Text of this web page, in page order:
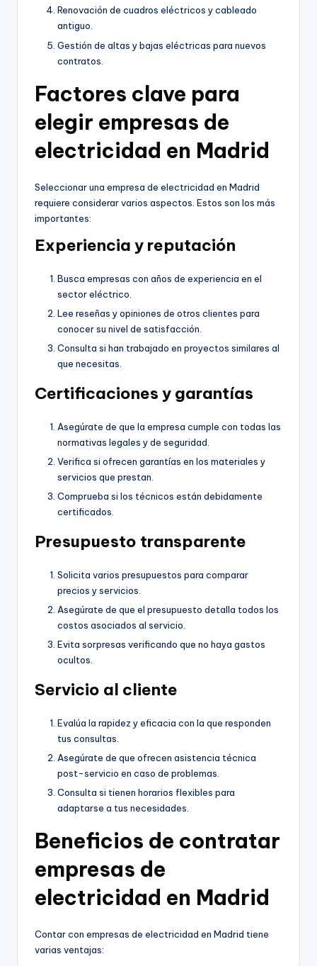
Renovación de cuadros eléctricos y cableado
antiguo.
Gestión de altas y bajas eléctricas para nuevos
contratos.
Factores clave para
elegir empresas de
electricidad en Madrid
Seleccionar una empresa de electricidad en Madrid
requiere considerar varios aspectos. Estos son los más
importantes:
Experiencia y reputación
Busca empresas con años de experiencia en el
sector eléctrico.
Lee reseñas y opiniones de otros clientes para
conocer su nivel de satisfacción.
Consulta si han trabajado en proyectos similares al
que necesitas.
Certificaciones y garantías
Asegúrate de que la empresa cumple con todas las
normativas legales y de seguridad.
Verifica si ofrecen garantías en los materiales y
servicios que prestan.
Comprueba si los técnicos están debidamente
certificados.
Presupuesto transparente
Solicita varios presupuestos para comparar
precios y servicios.
Asegúrate de que el presupuesto detalla todos los
costos asociados al servicio.
Evita sorpresas verificando que no haya gastos
ocultos.
Servicio al cliente
Evalúa la rapidez y eficacia con la que responden
tus consultas.
Asegúrate de que ofrecen asistencia técnica
post-servicio en caso de problemas.
Consulta si tienen horarios flexibles para
adaptarse a tus necesidades.
Beneficios de contratar
empresas de
electricidad en Madrid
Contar con empresas de electricidad en Madrid tiene
varias ventajas: